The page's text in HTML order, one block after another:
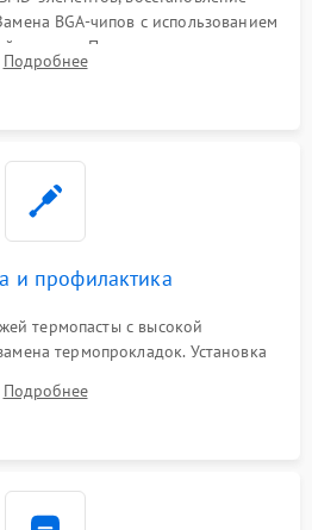
BGA-чипов с использованием
станции. Прошивка микросхемы
поврежденных портов USB
Подробнее
и профилактика
термопасты с высокой
термопрокладок. Установка
и накопителей. Предварительная
Подробнее